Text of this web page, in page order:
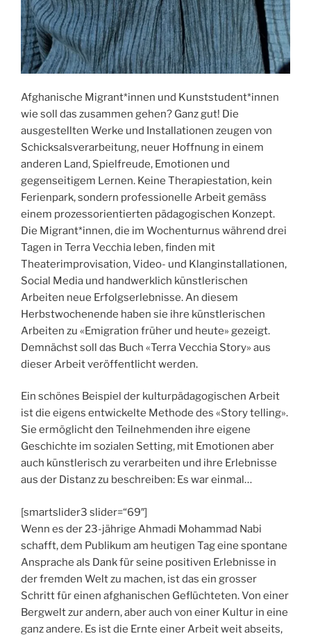
Afghanische Migrant*innen und Kunststudent*innen
wie soll das zusammen gehen? Ganz gut! Die
ausgestellten Werke und Installationen zeugen von
Schicksalsverarbeitung, neuer Hoffnung in einem
anderen Land, Spielfreude, Emotionen und
gegenseitigem Lernen. Keine Therapiestation, kein
Ferienpark, sondern professionelle Arbeit gemäss
einem prozessorientierten pädagogischen Konzept.
Die Migrant*innen, die im Wochenturnus während drei
Tagen in Terra Vecchia leben, finden mit
Theaterimprovisation, Video- und Klanginstallationen,
Social Media und handwerklich künstlerischen
Arbeiten neue Erfolgserlebnisse. An diesem
Herbstwochenende haben sie ihre künstlerischen
Arbeiten zu «Emigration früher und heute» gezeigt.
Demnächst soll das Buch «Terra Vecchia Story» aus
dieser Arbeit veröffentlicht werden.
Ein schönes Beispiel der kulturpädagogischen Arbeit
ist die eigens entwickelte Methode des «Story telling».
Sie ermöglicht den Teilnehmenden ihre eigene
Geschichte im sozialen Setting, mit Emotionen aber
auch künstlerisch zu verarbeiten und ihre Erlebnisse
aus der Distanz zu beschreiben: Es war einmal…
[smartslider3 slider=“69″]
Wenn es der 23-jährige Ahmadi Mohammad Nabi
schafft, dem Publikum am heutigen Tag eine spontane
Ansprache als Dank für seine positiven Erlebnisse in
der fremden Welt zu machen, ist das ein grosser
Schritt für einen afghanischen Geflüchteten. Von einer
Bergwelt zur andern, aber auch von einer Kultur in eine
ganz andere. Es ist die Ernte einer Arbeit weit abseits,